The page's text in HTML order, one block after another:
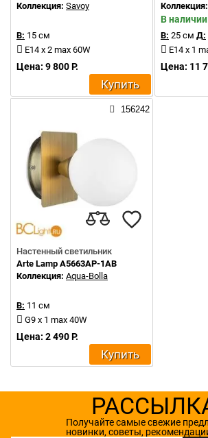
Коллекция: Savoy
В: 15 см
E14 x 2 max 60W
Цена: 9 800 Р.
Купить
Коллекция:
В наличии
В: 25 см Д:
E14 x 1
Цена: 11
156242
Настенный светильник
Arte Lamp A5663AP-1AB
Коллекция: Aqua-Bolla
В: 11 см
G9 x 1 max 40W
Цена: 2 490 Р.
Купить
Получайте самые свежие
новинки, советы,